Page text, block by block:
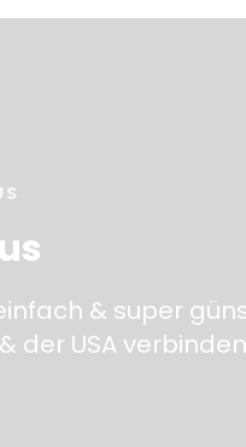
& super
der USA